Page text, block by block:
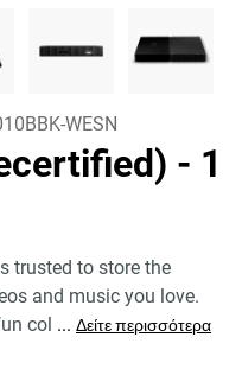
WESN
- 1
trusted to store the
and music you love.
col ... Δείτε περισσότερα